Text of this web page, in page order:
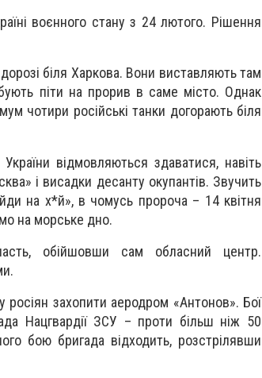
воєнного стану з 24 лютого. Рішення
біля Харкова. Вони виставляють там
піти на прорив в саме місто. Однак
чотири російські танки догорають біля
відмовляються здаватися, навіть
і висадки десанту окупантів. Звучить
на х*й», в чомусь пророча – 14 квітня
на морське дно.
обійшовши сам обласний центр.
росіян захопити аеродром «Антонов». Бої
Нацгвардії ЗСУ – проти більш ніж 50
бою бригада відходить, розстрілявши